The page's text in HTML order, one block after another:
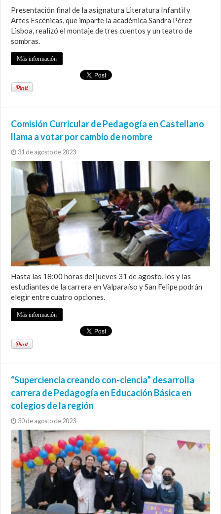
Presentación final de la asignatura Literatura Infantil y
Artes Escénicas, que imparte la académica Sandra Pérez
Lisboa, realizó el montaje de tres cuentos y un teatro de
sombras.
Más información
Comisión Curricular de Pedagogía en Castellano
llama a votar por cambio de nombre
31 de agosto de 2023
Hasta las 18:00 horas del jueves 31 de agosto, los y las
estudiantes de la carrera en Valparaíso y San Felipe podrán
elegir entre cuatro opciones.
Más información
“Superciencia creando con-ciencia” desarrolla
carrera de Pedagogía en Educación Básica en
colegios de la región
30 de agosto de 2023